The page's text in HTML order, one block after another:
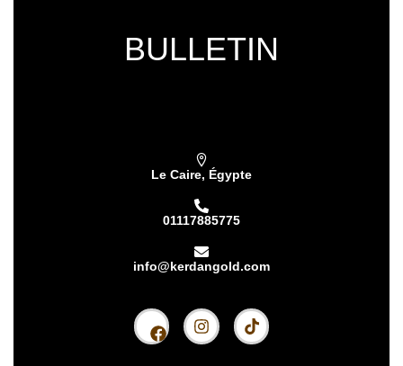
BULLETIN
Le Caire, Égypte
01117885775
info@kerdangold.com